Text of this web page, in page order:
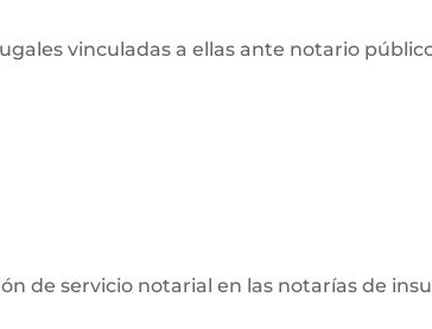
vinculadas a ellas ante notario
de servicio notarial en las notarías de